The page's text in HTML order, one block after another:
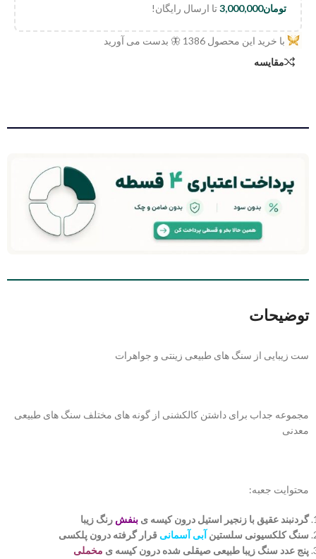
تومان3,000,000تا ارسال رایگان!
با خرید این محصول 1386 🦋 بدست می آورید
مقایسه
توضیحات
ست زیبایی از سنگ های طبیعی زینتی و جواهرات
مجموعه جداب برای داشتن کالکشنی از گونه های مختلف سنگ های طبیعی
معدنی
محتوایت جعبه:
گردنبند عقیق با زنجیر استیل درون کیسه ی بنفش رنگ زیبا
سنگ کلکسیونی سلستین آبی آسمانی قرار گرفته درون پلکسی
پنج عدد سنگ زیبا طبیعی صیقلی شده درون کیسه ی مخملی